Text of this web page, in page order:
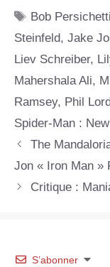
Étiquettes
Bob Persichetti
Steinfeld, Jake
Liev Schreiber,
Mahershala Ali,
Ramsey, Phil Lord
Spider-Man :
The
Jon « Iron Man »
Critique :
S’abonner